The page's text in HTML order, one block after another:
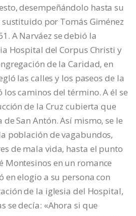
desempeñándolo hasta su
por Tomás Giménez
A Narváez se debió la
Hospital del Corpus Christi y
de la Caridad, en
las calles y los paseos de la
caminos del término. A él se
de la Cruz cubierta que
San Antón. Así mismo, se le
población de vagabundos,
de mala vida, hasta el punto
Montesinos en un romance
en elogio a su persona con
de la iglesia del Hospital,
se decía: «Ahora si que